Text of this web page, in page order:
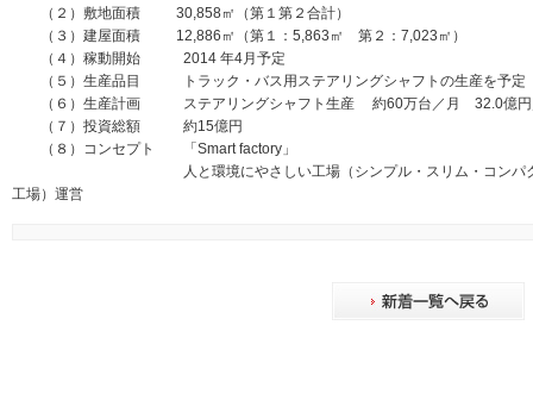
（２）敷地面積 30,858㎡（第１第２合計）
（３）建屋面積 12,886㎡（第１：5,863㎡ 第２：7,023㎡）
（４）稼動開始 2014 年4月予定
（５）生産品目 トラック・バス用ステアリングシャフトの生産を予定
（６）生産計画 ステアリングシャフト生産 約60万台／月 32.0億円
（７）投資総額 約15億円
（８）コンセプト 「Smart factory」
人と環境にやさしい工場（シンプル・スリム・コンパクトで省
工場）運営